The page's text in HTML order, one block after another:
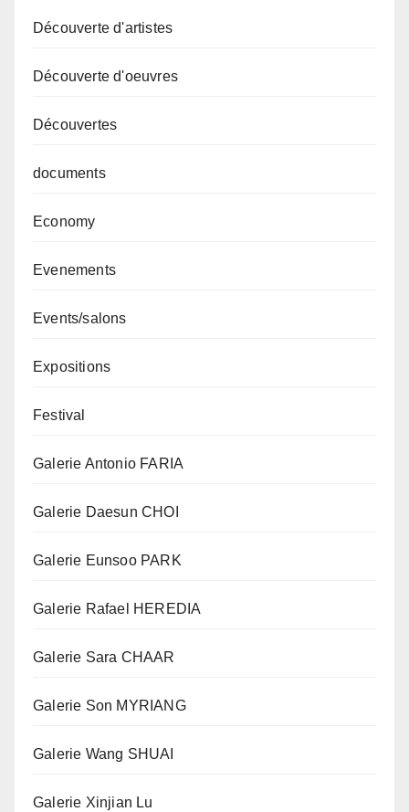
Découverte d'artistes
Découverte d'oeuvres
Découvertes
documents
Economy
Evenements
Events/salons
Expositions
Festival
Galerie Antonio FARIA
Galerie Daesun CHOI
Galerie Eunsoo PARK
Galerie Rafael HEREDIA
Galerie Sara CHAAR
Galerie Son MYRIANG
Galerie Wang SHUAI
Galerie Xinjian Lu